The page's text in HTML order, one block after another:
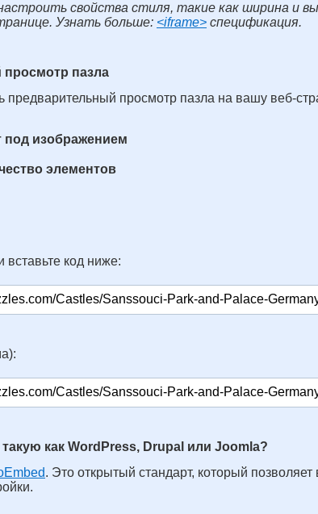
свойства стиля, такие как ширина и
Узнать больше: <iframe> спецификация.
пазла
предварительный просмотр пазла на вашу веб-
под изображением
элементов
вставьте код ниже:
такую как WordPress, Drupal или Joomla?
. Это открытый стандарт, который